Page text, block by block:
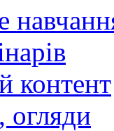
контент
огляди